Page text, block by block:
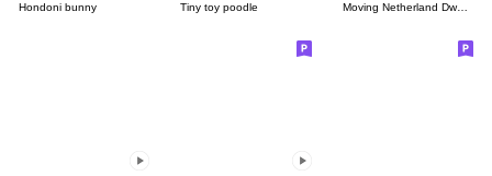
Hondoni bunny Tiny toy poodle Moving Netherland Dwarf Emoji